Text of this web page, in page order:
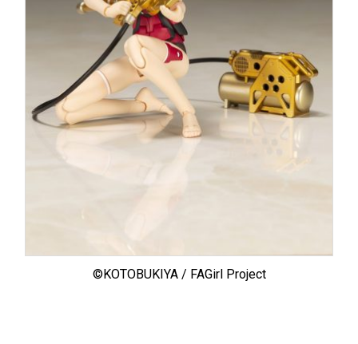
©KOTOBUKIYA / FAGirl Project